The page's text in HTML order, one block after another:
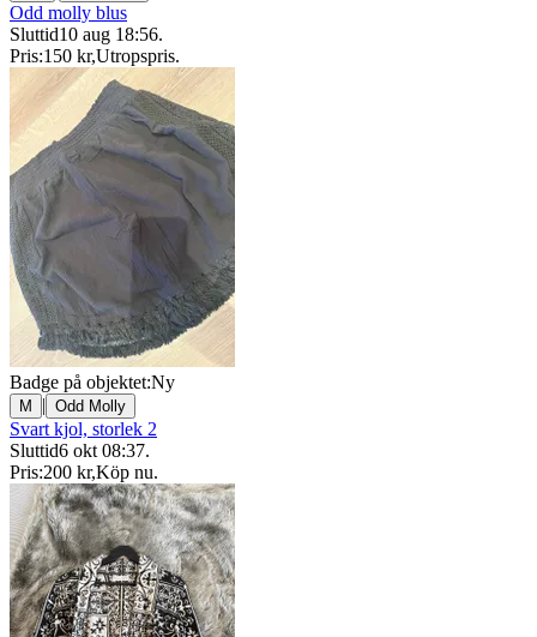
Odd molly blus
Sluttid10 aug 18:56.
Pris:150 kr,Utropspris.
Badge på objektet:Ny
M | Odd Molly
Svart kjol, storlek 2
Sluttid6 okt 08:37.
Pris:200 kr,Köp nu.